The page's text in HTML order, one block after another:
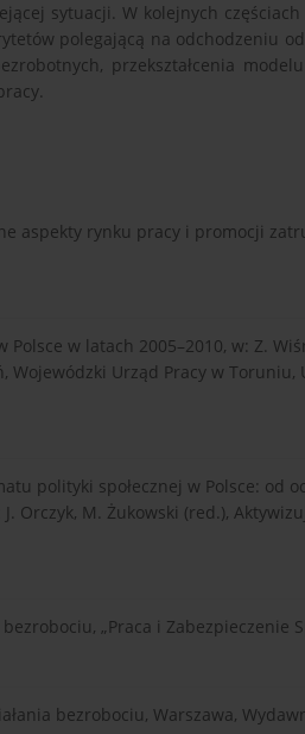
sytuacji. W kolejnych częściach
polegającą na odchodzeniu od
przekształcenia
aspekty rynku pracy i promocji
w latach 2005–2010, w: Z.
Urząd Pracy w Toruniu,
polityki społecznej w Polsce: od
Orczyk, M. Żukowski (red.),
„Praca i Zabezpieczenie
bezrobociu, Warszawa,